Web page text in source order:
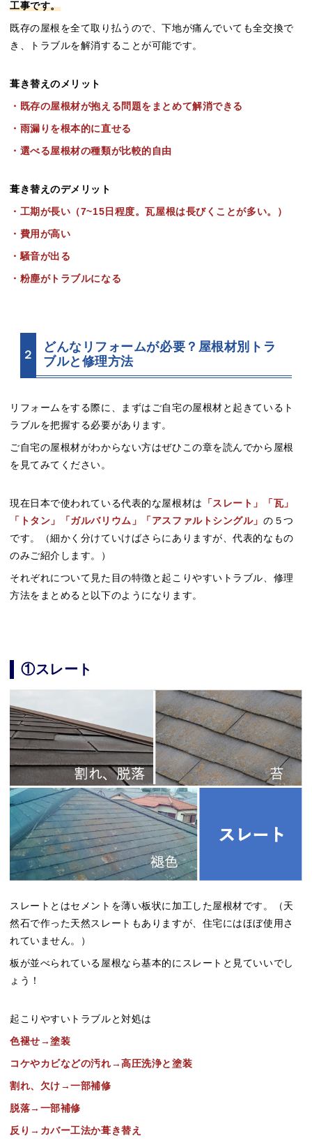
工事です。
既存の屋根を全て取り払うので、下地が痛んでいても全交換で
き、トラブルを解消することが可能です。
葺き替えのメリット
・既存の屋根材が抱える問題をまとめて解消できる
・雨漏りを根本的に直せる
・選べる屋根材の種類が比較的自由
葺き替えのデメリット
・工期が長い（7~15日程度。瓦屋根は長びくことが多い。）
・費用が高い
・騒音が出る
・粉塵がトラブルになる
２
どんなリフォームが必要？屋根材別トラ
ブルと修理方法
リフォームをする際に、まずはご自宅の屋根材と起きているト
ラブルを把握する必要があります。
ご自宅の屋根材がわからない方はぜひこの章を読んでから屋根
を見てみてください。
現在日本で使われている代表的な屋根材は
「スレート」「瓦」
「トタン」「ガルバリウム」「アスファルトシングル」 の５つ
です。（細かく分けていけばさらにありますが、代表的なもの
のみご紹介します。）
それぞれについて見た目の特徴と起こりやすいトラブル、修理
方法をまとめると以下のようになります。
①スレート
スレートとはセメントを薄い板状に加工した屋根材です。（天
然石で作った天然スレートもありますが、住宅にはほぼ使用さ
れていません。）
板が並べられている屋根なら基本的にスレートと見ていいでし
ょう！
起こりやすいトラブルと対処は
色褪せ→塗装
コケやカビなどの汚れ→高圧洗浄と塗装
割れ、欠け→一部補修
脱落→一部補修
反り→カバー工法か葺き替え